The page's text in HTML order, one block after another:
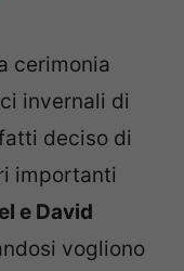
cerimonia
invernali di
deciso di
importanti
e David
vogliono